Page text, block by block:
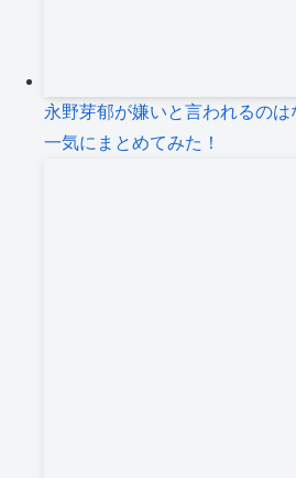
永野芽郁が嫌いと言われるの
一気にまとめてみた！